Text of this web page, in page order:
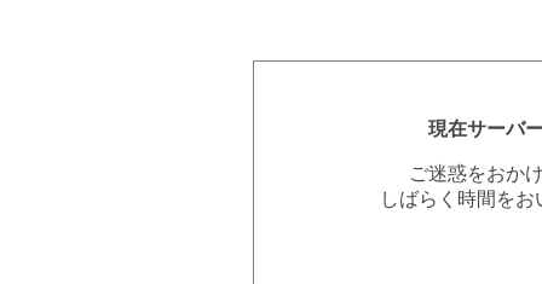
現在サーバ
ご迷惑をおか
しばらく時間を